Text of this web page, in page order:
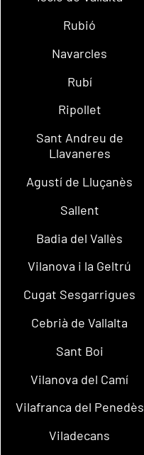
Rubió
Navarcles
Rubí
Ripollet
Sant Andreu de
Llavaneres
Agustí de Lluçanès
Sallent
Badia del Vallès
Vilanova i la Geltrú
Cugat Sesgarrigues
Cebrià de Vallalta
Sant Boi
Vilanova del Camí
Vilafranca del Penedès
Viladecans